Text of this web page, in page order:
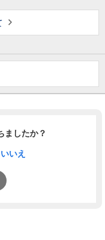
ましたか？
いいえ